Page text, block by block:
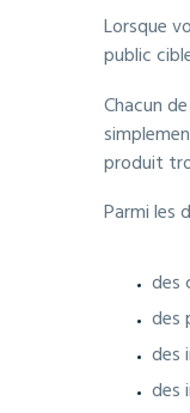
Lorsque
public
Chacun
produit
Parmi les
des
des
des
des